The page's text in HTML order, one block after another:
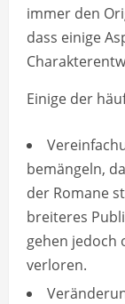
immer den
dass einige
Einige der
bemängeln,
der Romane
breiteres
gehen jedoch
verloren.